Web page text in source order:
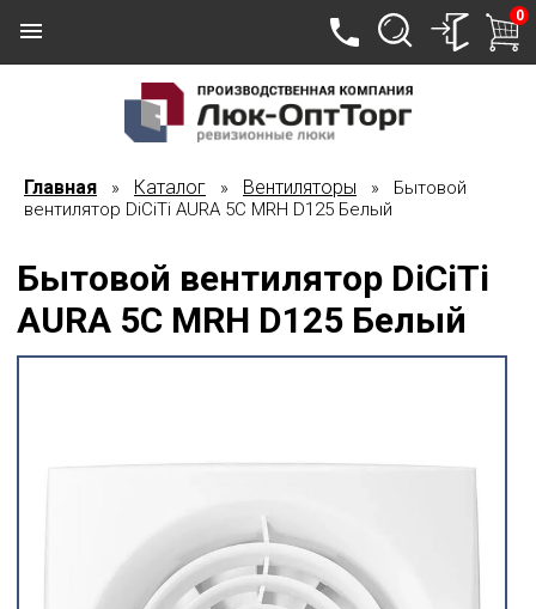
0
Главная » Каталог » Вентиляторы » Бытовой
вентилятор DiCiTi AURA 5C MRH D125 Белый
Бытовой вентилятор DiCiTi
AURA 5C MRH D125 Белый